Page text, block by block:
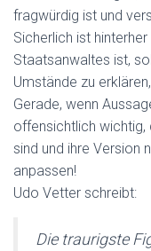
fragwürdig ist und
Sicherlich ist
Staatsanwaltes ist,
Umstände zu
Gerade, wenn
offensichtlich wichtig,
sind und ihre Version
anpassen!
Udo Vetter schreibt:
Die traurigste